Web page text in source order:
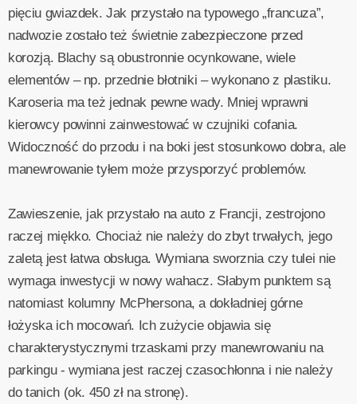
pięciu gwiazdek. Jak przystało na typowego „francuza”,
nadwozie zostało też świetnie zabezpieczone przed
korozją. Blachy są obustronnie ocynkowane, wiele
elementów – np. przednie błotniki – wykonano z plastiku.
Karoseria ma też jednak pewne wady. Mniej wprawni
kierowcy powinni zainwestować w czujniki cofania.
Widoczność do przodu i na boki jest stosunkowo dobra, ale
manewrowanie tyłem może przysporzyć problemów.
Zawieszenie, jak przystało na auto z Francji, zestrojono
raczej miękko. Chociaż nie należy do zbyt trwałych, jego
zaletą jest łatwa obsługa. Wymiana sworznia czy tulei nie
wymaga inwestycji w nowy wahacz. Słabym punktem są
natomiast kolumny McPhersona, a dokładniej górne
łożyska ich mocowań. Ich zużycie objawia się
charakterystycznymi trzaskami przy manewrowaniu na
parkingu - wymiana jest raczej czasochłonna i nie należy
do tanich (ok. 450 zł na stronę).